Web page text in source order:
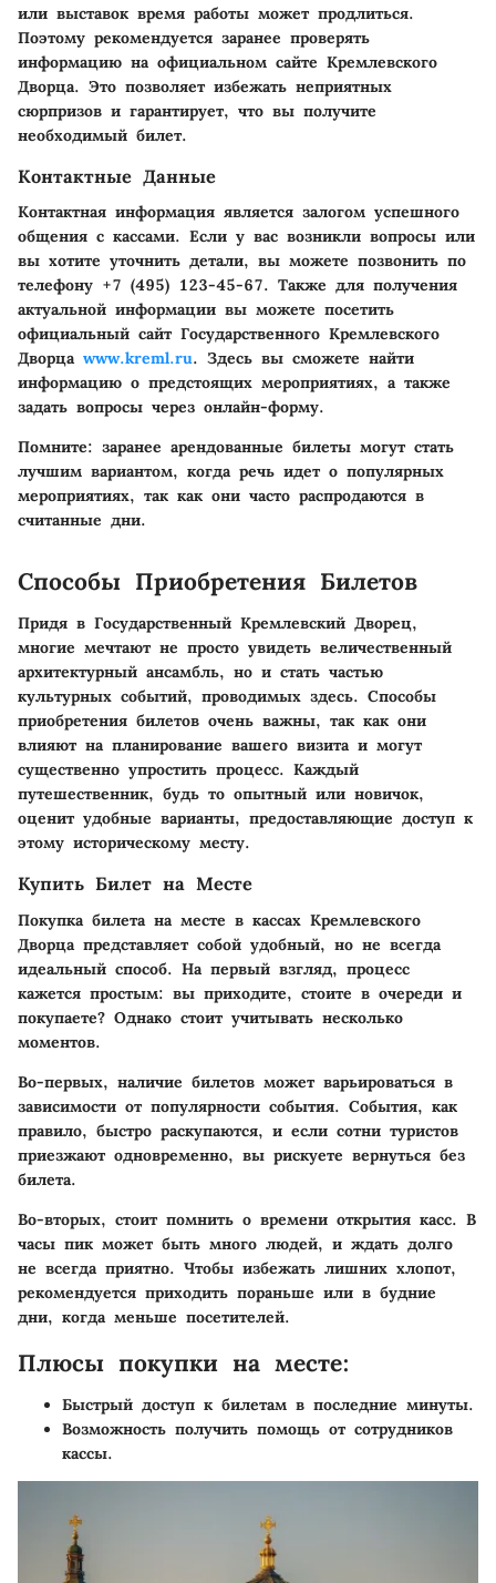
или выставок время работы может продлиться.
Поэтому рекомендуется заранее проверять
информацию на официальном сайте Кремлевского
Дворца. Это позволяет избежать неприятных
сюрпризов и гарантирует, что вы получите
необходимый билет.
Контактные Данные
Контактная информация является залогом успешного
общения с кассами. Если у вас возникли вопросы или
вы хотите уточнить детали, вы можете позвонить по
телефону +7 (495) 123-45-67. Также для получения
актуальной информации вы можете посетить
официальный сайт Государственного Кремлевского
Дворца www.kreml.ru. Здесь вы сможете найти
информацию о предстоящих мероприятиях, а также
задать вопросы через онлайн-форму.
Помните: заранее арендованные билеты могут стать
лучшим вариантом, когда речь идет о популярных
мероприятиях, так как они часто распродаются в
считанные дни.
Способы Приобретения Билетов
Придя в Государственный Кремлевский Дворец,
многие мечтают не просто увидеть величественный
архитектурный ансамбль, но и стать частью
культурных событий, проводимых здесь. Способы
приобретения билетов очень важны, так как они
влияют на планирование вашего визита и могут
существенно упростить процесс. Каждый
путешественник, будь то опытный или новичок,
оценит удобные варианты, предоставляющие доступ к
этому историческому месту.
Купить Билет на Месте
Покупка билета на месте в кассах Кремлевского
Дворца представляет собой удобный, но не всегда
идеальный способ. На первый взгляд, процесс
кажется простым: вы приходите, стоите в очереди и
покупаете? Однако стоит учитывать несколько
моментов.
Во-первых, наличие билетов может варьироваться в
зависимости от популярности события. События, как
правило, быстро раскупаются, и если сотни туристов
приезжают одновременно, вы рискуете вернуться без
билета.
Во-вторых, стоит помнить о времени открытия касс. В
часы пик может быть много людей, и ждать долго
не всегда приятно. Чтобы избежать лишних хлопот,
рекомендуется приходить пораньше или в будние
дни, когда меньше посетителей.
Плюсы покупки на месте:
Быстрый доступ к билетам в последние минуты.
Возможность получить помощь от сотрудников
кассы.